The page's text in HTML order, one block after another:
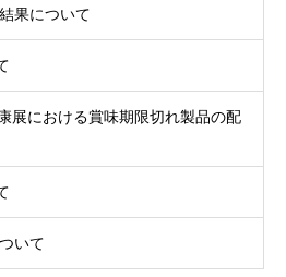
果について
展における賞味期限切れ製品の配
いて